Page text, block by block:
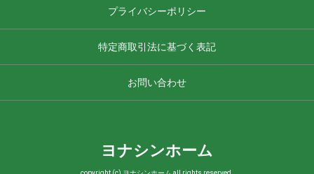
プライバシーポリシー
特定商取引法に基づく表記
お問い合わせ
ヨナシンホーム